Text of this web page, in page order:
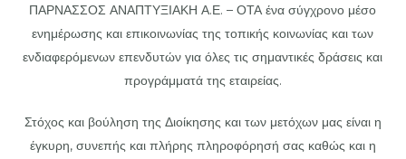
ΠΑΡΝΑΣΣΟΣ ΑΝΑΠΤΥΞΙΑΚΗ Α.Ε. – ΟΤΑ ένα σύγχρονο μέσο
ενημέρωσης και επικοινωνίας της τοπικής κοινωνίας και των
ενδιαφερόμενων επενδυτών για όλες τις σημαντικές δράσεις και
προγράμματά της εταιρείας.
Στόχος και βούληση της Διοίκησης και των μετόχων μας είναι η
έγκυρη, συνεπής και πλήρης πληροφόρησή σας καθώς και η